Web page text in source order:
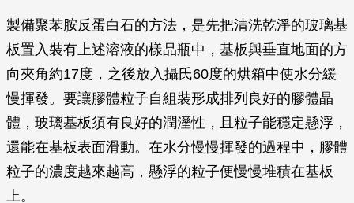
製備聚苯胺反蛋白石的方法，是先把清洗乾淨的玻璃基
板置入裝有上述溶液的樣品瓶中，基板與垂直地面的方
向夾角約17度，之後放入攝氏60度的烘箱中使水分緩
慢揮發。要讓膠體粒子自組裝形成排列良好的膠體晶
體，玻璃基板須有良好的潤溼性，且粒子能穩定懸浮，
還能在基板表面滑動。在水分慢慢揮發的過程中，膠體
粒子的濃度越來越高，懸浮的粒子便慢慢堆積在基板
上。